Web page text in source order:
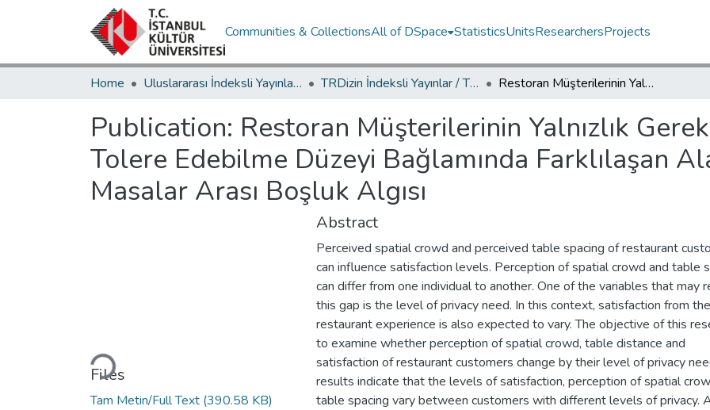
Communities & CollectionsAll of DSpace StatisticsUnitsResearchersProjects
Home Uluslararası İndeksli Yayınlar / International Indexed Publications TRDizin İndeksli Yayınlar / TRDizin Indexed Publications Restoran Müşterilerinin Yalnızlık Gereksinimi ve Kalabalığı Tolere Edebilme Düzeyi Bağlamında Farklılaşan Alansal Kalabalık ve Masalar Arası Boşluk Algısı
Publication: Restoran Müşterilerinin Yalnızlık
Tolere Edebilme Düzeyi Bağlamında Farklılaşan
Masalar Arası Boşluk Algısı
Loading...
Files
Tam Metin/Full Text (390.58 KB)
Abstract
Perceived spatial crowd and perceived table spacing of restaurant
can influence satisfaction levels. Perception of spatial crowd and table
can differ from one individual to another. One of the variables that may
this gap is the level of privacy need. In this context, satisfaction from the
restaurant experience is also expected to vary. The objective of this
to examine whether perception of spatial crowd, table distance and
satisfaction of restaurant customers change by their level of privacy
results indicate that the levels of satisfaction, perception of spatial
table spacing vary between customers with different levels of privacy.